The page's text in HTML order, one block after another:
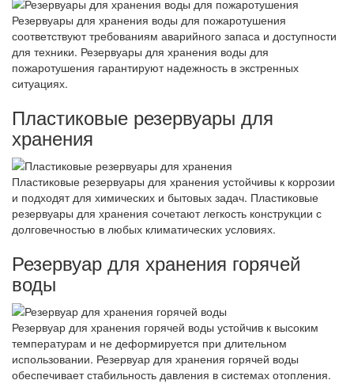
Резервуары для хранения воды для пожаротушения
соответствуют требованиям аварийного запаса и доступности
для техники. Резервуары для хранения воды для
пожаротушения гарантируют надежность в экстренных
ситуациях.
Пластиковые резервуары для
хранения
Пластиковые резервуары для хранения устойчивы к коррозии
и подходят для химических и бытовых задач. Пластиковые
резервуары для хранения сочетают легкость конструкции с
долговечностью в любых климатических условиях.
Резервуар для хранения горячей
воды
Резервуар для хранения горячей воды устойчив к высоким
температурам и не деформируется при длительном
использовании. Резервуар для хранения горячей воды
обеспечивает стабильность давления в системах отопления.